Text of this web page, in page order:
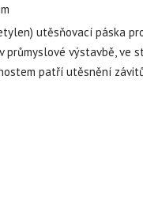
utěsňovací páska
průmyslové výstavbě, ve
patří utěsnění